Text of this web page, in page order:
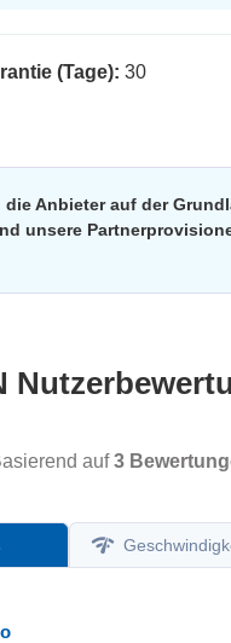
(Tage): 30
die Anbieter auf der
unsere
auf3